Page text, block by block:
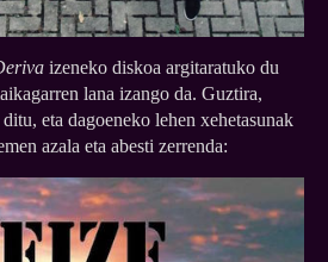
izeneko diskoa argitaratuko du
lana izango da. Guztira,
eta dagoeneko lehen xehetasunak
azala eta abesti zerrenda: